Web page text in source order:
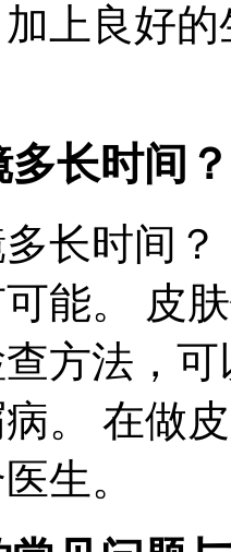
上良好
长时间
长时间
能。 皮
方法，
。 在做
生。